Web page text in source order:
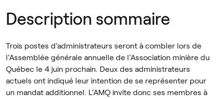
Description sommaire
Trois postes d’administrateurs seront à combler lors de
l’Assemblée générale annuelle de l’Association minière du
Québec le 4 juin prochain. Deux des administrateurs
actuels ont indiqué leur intention de se représenter pour
un mandat additionnel. L’AMQ invite donc ses membres à